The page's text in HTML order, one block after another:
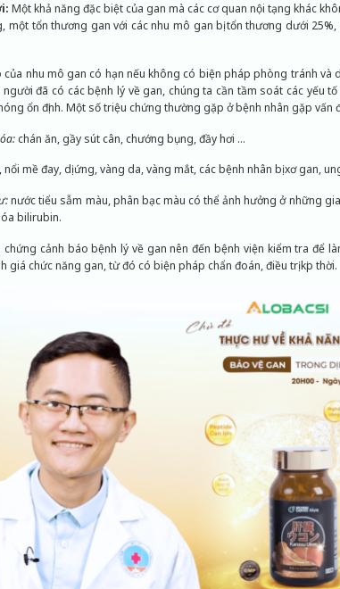
Một khả năng đặc biệt của gan mà các cơ quan nội tạng khác
một tổn thương gan với các nhu mô gan bị tổn thương dưới
của nhu mô gan có hạn nếu không có biện pháp phòng tránh và
đã có các bệnh lý về gan, chúng ta cần tầm soát các yếu
ổn định. Một số triệu chứng thường gặp ở bệnh nhân gặp vấn
chán ăn, gầy sút cân, chướng bụng, đầy hơi …
mề đay, dị ứng, vàng da, vàng mắt, các bệnh nhân bị xơ gan,
nước tiểu sẫm màu, phân bạc màu có thể ảnh hưởng ở những
bilirubin.
chứng cảnh báo bệnh lý về gan nên đến bệnh viện kiểm tra để
giá chức năng gan, từ đó có biện pháp chẩn đoán, điều trị kịp thời.